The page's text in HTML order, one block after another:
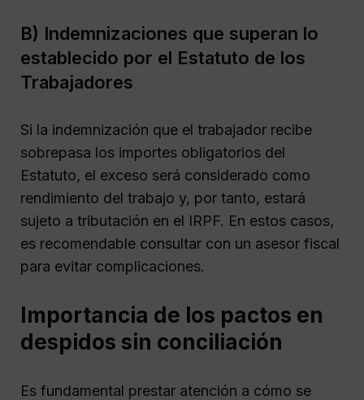
B) Indemnizaciones que superan lo
establecido por el Estatuto de los
Trabajadores
Si la indemnización que el trabajador recibe
sobrepasa los importes obligatorios del
Estatuto, el exceso será considerado como
rendimiento del trabajo y, por tanto, estará
sujeto a tributación en el IRPF. En estos casos,
es recomendable consultar con un asesor fiscal
para evitar complicaciones.
Importancia de los pactos en
despidos sin conciliación
Es fundamental prestar atención a cómo se